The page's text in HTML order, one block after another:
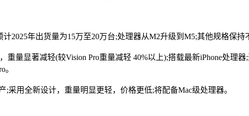
年出货量为15万至20万台;处理器从M2升级到M5;其他规格保持
量显著减轻(较Vision Pro重量减轻 40%以上);搭载最新iPhone处理
。
用全新设计，重量明显更轻，价格更低;将配备Mac级处理器。